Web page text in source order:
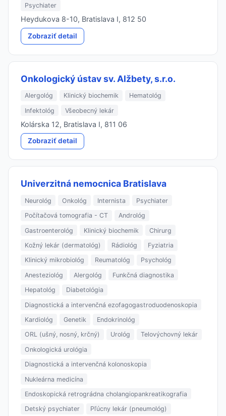
Psychiater
Heydukova 8-10, Bratislava I, 812 50
Zobraziť detail
Onkologický ústav sv. Alžbety, s.r.o.
Alergológ Klinický biochemik
Hematológ
Infektológ
Všeobecný lekár
Kolárska 12, Bratislava I, 811 06
Zobraziť detail
Univerzitná nemocnica Bratislava
Neurológ Onkológ Internista
Psychiater
Počítačová tomografia - CT
Andrológ
Gastroenterológ
Klinický biochemik
Chirurg
Kožný lekár (dermatológ)
Rádiológ
Fyziatria
Klinický mikrobiológ
Reumatológ
Psychológ
Anesteziológ
Alergológ
Funkčná diagnostika
Hepatológ
Diabetológia
Diagnostická a intervenčná ezofagogastroduodenoskopia
Kardiológ
Genetik
Endokrinológ
ORL (ušný, nosný, krčný)
Urológ
Telovýchovný lekár
Onkologická urológia
Diagnostická a intervenčná kolonoskopia
Nukleárna medicína
Endoskopická retrográdna cholangiopankreatikografia
Detský psychiater
Pľúcny lekár (pneumológ)